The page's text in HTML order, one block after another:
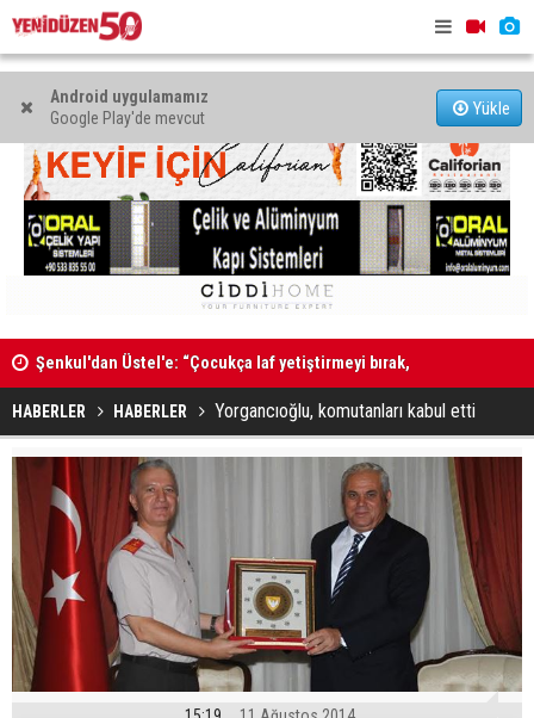
Android uygulamamız
Google Play'de mevcut
Yükle
Şenkul'dan Üstel'e: “Çocukça laf yetiştirmeyi bırak,
tatilini kesip görevinin başına dön”
HABERLER HABERLER Yorgancıoğlu, komutanları kabul etti